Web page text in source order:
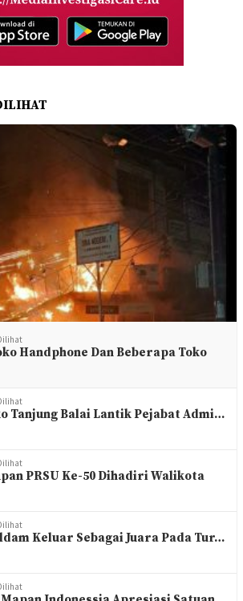
Handphone Dan Beberapa Toko
Tanjung Balai Lantik Pejabat Admi…
PRSU Ke-50 Dihadiri Walikota
Keluar Sebagai Juara Pada Tur…